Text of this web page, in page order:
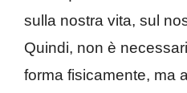
sulla nostra vita, sul
Quindi, non è
forma fisicamente, ma